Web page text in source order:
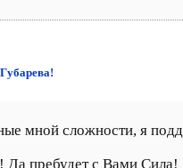
мной сложности, я
пребудет с Вами Сила!